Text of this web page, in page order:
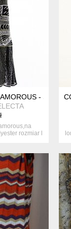
-
rozmiar l